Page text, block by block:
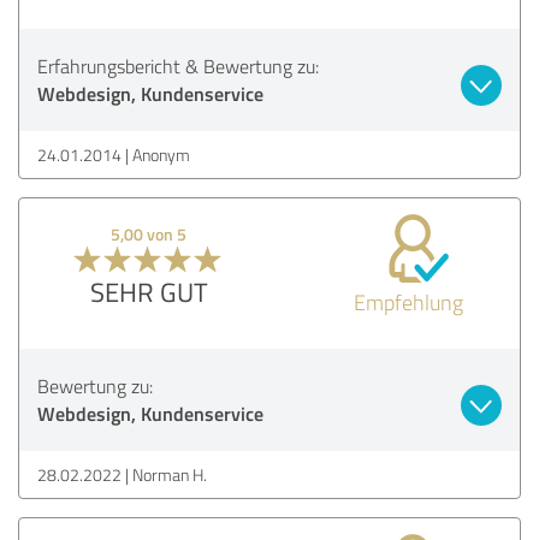
Erfahrungsbericht & Bewertung zu:
Webdesign, Kundenservice
24.01.2014 Anonym
5,00 von 5
SEHR GUT Empfehlung
Bewertung zu:
Webdesign, Kundenservice
28.02.2022 Norman H.